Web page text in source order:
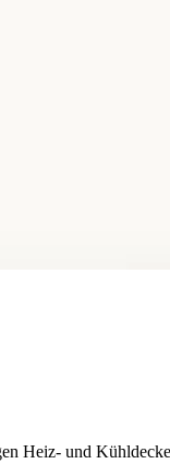
Heiz- und